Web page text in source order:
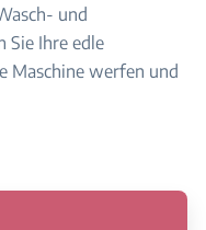
und
Sie Ihre edle
Maschine werfen und